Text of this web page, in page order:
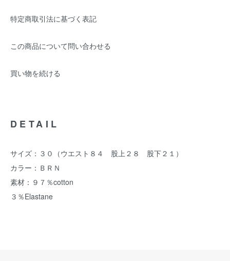
特定商取引法に基づく表記
この商品について問い合わせる
買い物を続ける
DETAIL
サイズ：３０（ウエスト８４ 股上２８ 股下２１）
カラー：ＢＲＮ
素材：９７％cotton
３％Elastane